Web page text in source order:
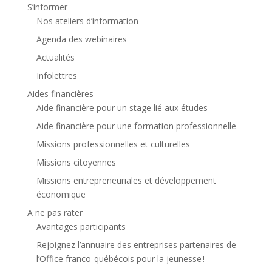
S’informer
Nos ateliers d’information
Agenda des webinaires
Actualités
Infolettres
Aides financières
Aide financière pour un stage lié aux études
Aide financière pour une formation professionnelle
Missions professionnelles et culturelles
Missions citoyennes
Missions entrepreneuriales et développement
économique
A ne pas rater
Avantages participants
Rejoignez l’annuaire des entreprises partenaires de
l’Office franco-québécois pour la jeunesse !